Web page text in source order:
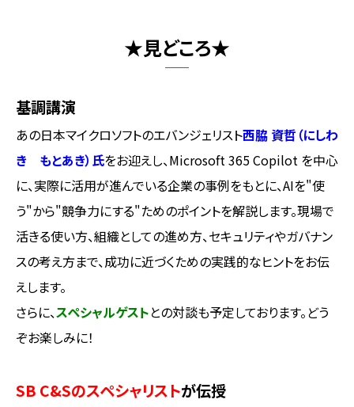
★見どころ★
基調講演
あの日本マイクロソフトのエバンジェリスト西脇 資哲（にしわ
き もとあき）氏をお迎えし、Microsoft 365 Copilot を中心
に、実際に活用が進んでいる企業の事例をもとに、AIを"使
う"から"競争力にする"ためのポイントを解説します。現場で
活きる使い方、組織としての進め方、セキュリティやガバナン
スの考え方まで、成功に近づくための実践的なヒントをお伝
えします。
さらに、スペシャルゲストとの対談も予定しております。どう
ぞお楽しみに！
SB C&Sのスペシャリストが伝授